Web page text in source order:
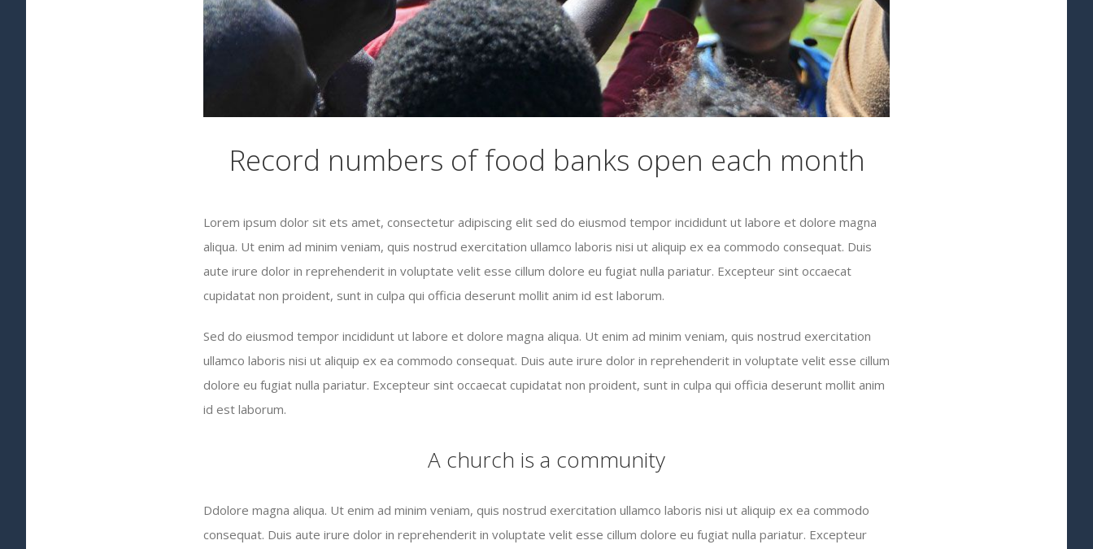
Record numbers of food banks open each month
Lorem ipsum dolor sit ets amet, consectetur adipiscing elit sed do eiusmod tempor incididunt ut labore et dolore magna
aliqua. Ut enim ad minim veniam, quis nostrud exercitation ullamco laboris nisi ut aliquip ex ea commodo consequat. Duis
aute irure dolor in reprehenderit in voluptate velit esse cillum dolore eu fugiat nulla pariatur. Excepteur sint occaecat
cupidatat non proident, sunt in culpa qui officia deserunt mollit anim id est laborum.
Sed do eiusmod tempor incididunt ut labore et dolore magna aliqua. Ut enim ad minim veniam, quis nostrud exercitation
ullamco laboris nisi ut aliquip ex ea commodo consequat. Duis aute irure dolor in reprehenderit in voluptate velit esse cillum
dolore eu fugiat nulla pariatur. Excepteur sint occaecat cupidatat non proident, sunt in culpa qui officia deserunt mollit anim
id est laborum.
A church is a community
Ddolore magna aliqua. Ut enim ad minim veniam, quis nostrud exercitation ullamco laboris nisi ut aliquip ex ea commodo
consequat. Duis aute irure dolor in reprehenderit in voluptate velit esse cillum dolore eu fugiat nulla pariatur. Excepteur